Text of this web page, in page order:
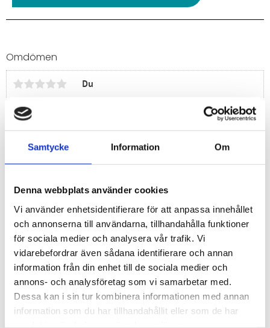
Samtycke Information Om
Denna webbplats använder cookies
Vi använder enhetsidentifierare för att anpassa innehållet
och annonserna till användarna, tillhandahålla funktioner
för sociala medier och analysera vår trafik. Vi
vidarebefordrar även sådana identifierare och annan
information från din enhet till de sociala medier och
annons- och analysföretag som vi samarbetar med.
Dessa kan i sin tur kombinera informationen med annan
information som du har tillhandahållit eller som de har
Omdömen
Du
Bli den första att lämna ett omdöme.